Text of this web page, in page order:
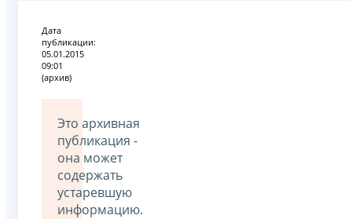
Дата
публикации:
05.01.2015
09:01
(архив)
Это архивная
публикация -
она может
содержать
устаревшую
информацию.